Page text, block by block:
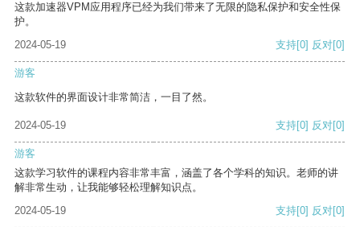
这款加速器VPM应用程序已经为我们带来了无限的隐私保护和安全性保
护。
2024-05-19
支持[0] 反对[0]
游客
这款软件的界面设计非常简洁，一目了然。
2024-05-19 支持[0] 反对[0]
游客
这款学习软件的课程内容非常丰富，涵盖了各个学科的知识。老师的讲
解非常生动，让我能够轻松理解知识点。
2024-05-19
支持[0] 反对[0]